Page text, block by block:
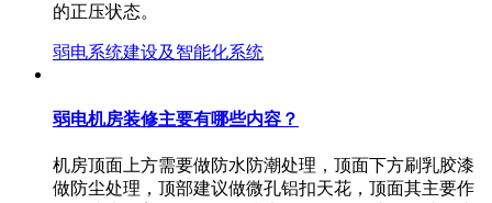
的正压状态。
弱电系统建设及智能化系统
弱电机房装修主要有哪些内容？
机房顶面上方需要做防水防潮处理，顶面下方刷乳胶漆
做防尘处理，顶部建议做微孔铝扣天花，顶面其主要作